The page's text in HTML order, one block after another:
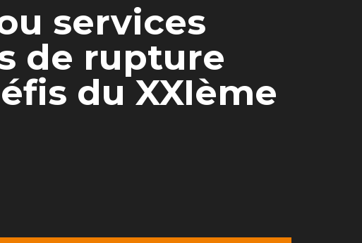
services
de rupture
du XXIème